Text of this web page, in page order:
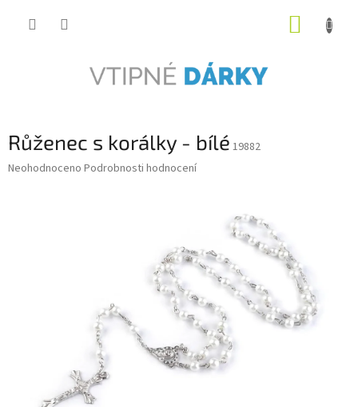
Růženec s korálky - bílé 19882
Průměrné
Neohodnoceno Podrobnosti hodnocení